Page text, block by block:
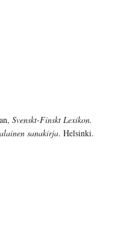
Svenskt-Finskt Lexikon.
sanakirja. Helsinki.